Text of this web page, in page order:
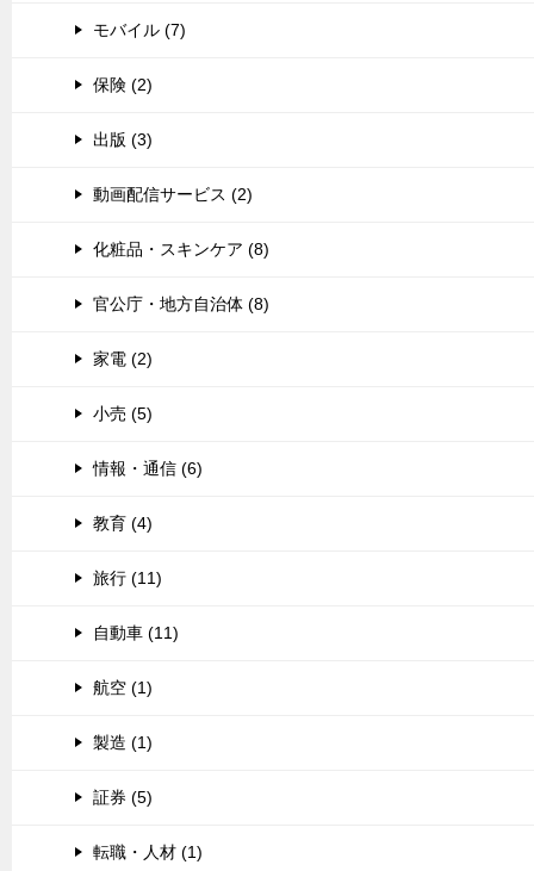
モバイル (7)
保険 (2)
出版 (3)
動画配信サービス (2)
化粧品・スキンケア (8)
官公庁・地方自治体 (8)
家電 (2)
小売 (5)
情報・通信 (6)
教育 (4)
旅行 (11)
自動車 (11)
航空 (1)
製造 (1)
証券 (5)
転職・人材 (1)